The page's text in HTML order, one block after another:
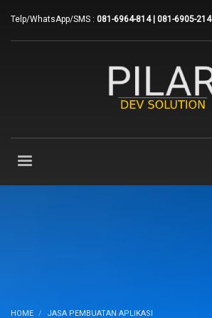
Telp/WhatsApp/SMS : 081-6964-814 | 081-6905-214
HOME JASA PEMBUATAN APLIKASI